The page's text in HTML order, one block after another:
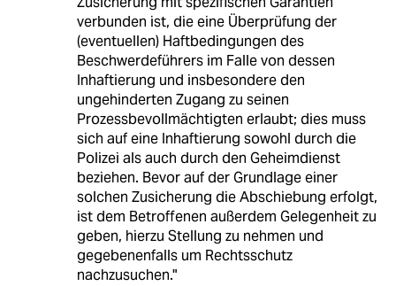
verbunden ist, die eine Überprüfung der
(eventuellen) Haftbedingungen des
Beschwerdeführers im Falle von dessen
Inhaftierung und insbesondere den
ungehinderten Zugang zu seinen
Prozessbevollmächtigten erlaubt; dies muss
sich auf eine Inhaftierung sowohl durch die
Polizei als auch durch den Geheimdienst
beziehen. Bevor auf der Grundlage einer
solchen Zusicherung die Abschiebung erfolgt,
ist dem Betroffenen außerdem Gelegenheit zu
geben, hierzu Stellung zu nehmen und
gegebenenfalls um Rechtsschutz
nachzusuchen."